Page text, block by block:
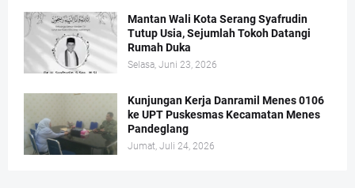
Mantan Wali Kota Serang Syafrudin
Tutup Usia, Sejumlah Tokoh Datangi
Rumah Duka
Selasa, Juni 23, 2026
Kunjungan Kerja Danramil Menes 0106
ke UPT Puskesmas Kecamatan Menes
Pandeglang
Jumat, Juli 24, 2026